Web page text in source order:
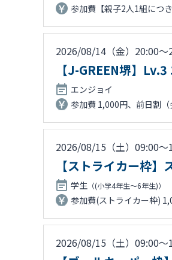
参加費【親子2人1組につ
2026/08/14（金）20:00〜
【J-GREEN堺】
エンジョイ
参加費 1,000円、前日割
2026/08/15（土）09:00〜
【ストライカー枠
学生 （(小学4年生～6年生)）
参加費(ストライカー枠)
2026/08/15（土）09:00〜